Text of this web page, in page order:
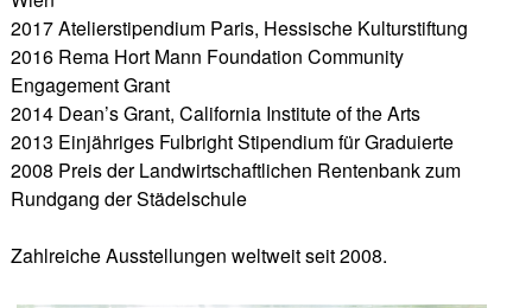
2017 Atelierstipendium Paris, Hessische Kulturstiftung
2016 Rema Hort Mann Foundation Community
Engagement Grant
2014 Dean’s Grant, California Institute of the Arts
2013 Einjähriges Fulbright Stipendium für Graduierte
2008 Preis der Landwirtschaftlichen Rentenbank zum
Rundgang der Städelschule
Zahlreiche Ausstellungen weltweit seit 2008.